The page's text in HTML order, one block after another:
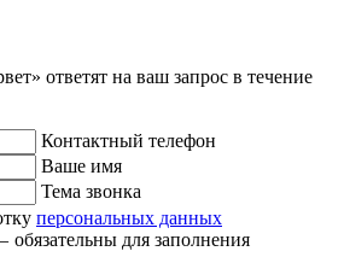
ответят на ваш запрос в течение
Контактный телефон
Ваше имя
Тема звонка
персональных данных
обязательны для заполнения